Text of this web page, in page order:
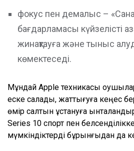
фокус пен демалыс –
бағдарламасы күйзелісті
жинақтауға және тыныс
көмектеседі.
Мұндай Apple техникасы
еске салады, жаттығуға кеңес
өмір салтын ұстануға
Series 10 спорт пен
мүмкіндіктерді бұрынғыдан да